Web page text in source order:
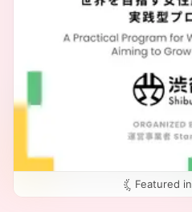
Featured in